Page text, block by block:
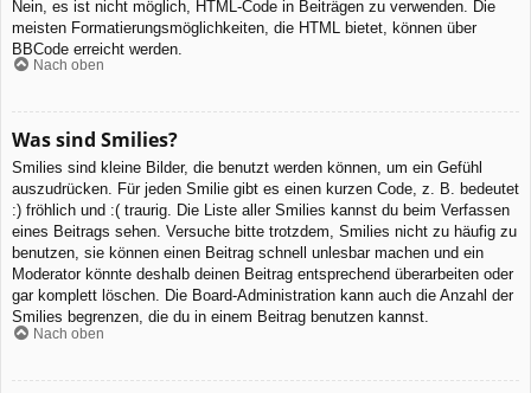
Nein, es ist nicht möglich, HTML-Code in Beiträgen zu verwenden. Die
meisten Formatierungsmöglichkeiten, die HTML bietet, können über
BBCode erreicht werden.
Nach oben
Was sind Smilies?
Smilies sind kleine Bilder, die benutzt werden können, um ein Gefühl
auszudrücken. Für jeden Smilie gibt es einen kurzen Code, z. B. bedeutet
:) fröhlich und :( traurig. Die Liste aller Smilies kannst du beim Verfassen
eines Beitrags sehen. Versuche bitte trotzdem, Smilies nicht zu häufig zu
benutzen, sie können einen Beitrag schnell unlesbar machen und ein
Moderator könnte deshalb deinen Beitrag entsprechend überarbeiten oder
gar komplett löschen. Die Board-Administration kann auch die Anzahl der
Smilies begrenzen, die du in einem Beitrag benutzen kannst.
Nach oben